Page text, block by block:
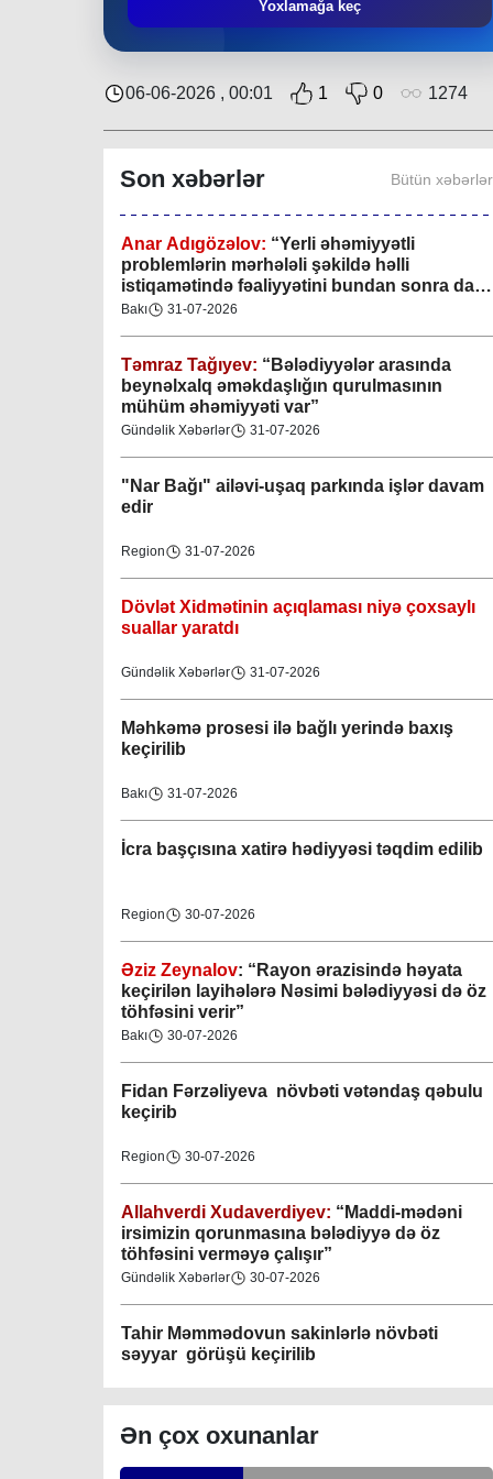
Yoxlamağa keç
06-06-2026 , 00:01 1 0 1274
Son xəbərlər Bütün xəbərlər
keçirilib
Gündəlik Xəbərlər 04-08-2026
Anar Adıgözəlov: “Yerli əhəmiyyətli
problemlərin mərhələli şəkildə həlli
istiqamətində fəaliyyətini bundan sonra da
davam etdirəcəkdir
Bakı 31-07-2026
Təmraz Tağıyev: “Bələdiyyələr arasında
beynəlxalq əməkdaşlığın qurulmasının
mühüm əhəmiyyəti var”
Gündəlik Xəbərlər 31-07-2026
"Nar Bağı" ailəvi-uşaq parkında işlər davam
edir
Region 31-07-2026
Dövlət Xidmətinin açıqlaması niyə çoxsaylı
suallar yaratdı
Gündəlik Xəbərlər 31-07-2026
Məhkəmə prosesi ilə bağlı yerində baxış
keçirilib
Bakı 31-07-2026
İcra başçısına xatirə hədiyyəsi təqdim edilib
Region 30-07-2026
Əziz Zeynalov: “Rayon ərazisində həyata
keçirilən layihələrə Nəsimi bələdiyyəsi də öz
töhfəsini verir”
Bakı 30-07-2026
Fidan Fərzəliyeva növbəti vətəndaş qəbulu
keçirib
Region 30-07-2026
Allahverdi Xudaverdiyev: “Maddi-mədəni
irsimizin qorunmasına bələdiyyə də öz
töhfəsini verməyə çalışır”
Gündəlik Xəbərlər 30-07-2026
Tahir Məmmədovun sakinlərlə növbəti
səyyar görüşü keçirilib
Elşad Vəliyev:
təmin olunması və fövqəladə hallara operativ
Ən çox oxunanlar
Gəncə şəhəri Nizami bələdiyyəsi
08-04-2023
M.Ə.Rəsuzladə bələdiyyəsi
07-04-2023
Xətai bələdiyyəsi
07-04-2023
Mingəçevir bələdiyyəsi
06-04-2023
Nəsimi bələdiyyəsi
06-04-2023
Nərimanov bələdiyyəsi
06-04-2023